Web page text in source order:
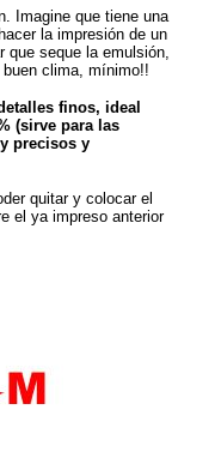
Imagine que tiene una
la impresión de un
que seque la emulsión,
buen clima, mínimo!!
finos, ideal
(sirve para las
precisos y
quitar y colocar el
el ya impreso anterior